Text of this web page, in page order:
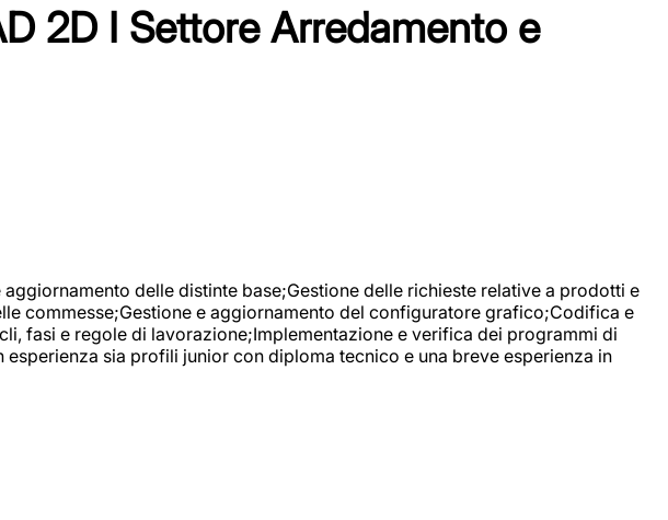
2D I Settore Arredamento e
delle distinte base;Gestione delle richieste relative a prodotti e
commesse;Gestione e aggiornamento del configuratore grafico;Codifica e
fasi e regole di lavorazione;Implementazione e verifica dei programmi di
sia profili junior con diploma tecnico e una breve esperienza in